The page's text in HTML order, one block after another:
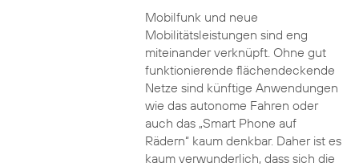
Mobilfunk und neue
Mobilitätsleistungen sind eng
miteinander verknüpft. Ohne gut
funktionierende flächendeckende
Netze sind künftige Anwendungen
wie das autonome Fahren oder
auch das „Smart Phone auf
Rädern“ kaum denkbar. Daher ist es
kaum verwunderlich, dass sich die